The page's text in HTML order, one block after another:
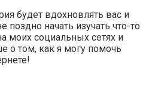
будет вдохновлять вас и
поздно начать изучать что-то
моих социальных сетях и
о том, как я могу помочь